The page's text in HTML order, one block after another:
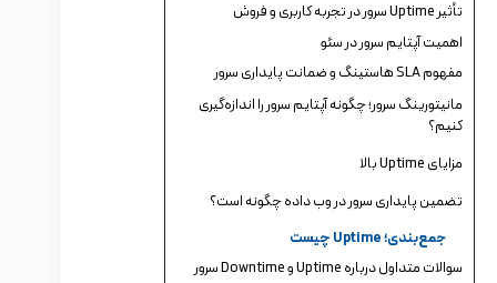
تأثیر Uptime سرور در تجربه کاربری و فروش
اهمیت آپتایم سرور در سئو
مفهوم SLA هاستینگ و ضمانت پایداری سرور
مانیتورینگ سرور؛ چگونه آپتایم سرور را اندازه‌گیری
کنیم؟
مزایای Uptime بالا
تضمین پایداری سرور در وب داده چگونه است؟
جمع‌بندی؛ Uptime چیست
سوالات متداول درباره Uptime و Downtime سرور